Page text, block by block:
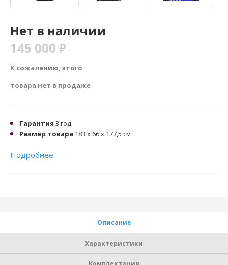
Нет в наличии
145 000 ₽
К сожалению, этого
товара нет в продаже
Гарантия 3 год
Размер товара 183 x 66 x 177,5 см
Подробнее
Описание
Характеристики